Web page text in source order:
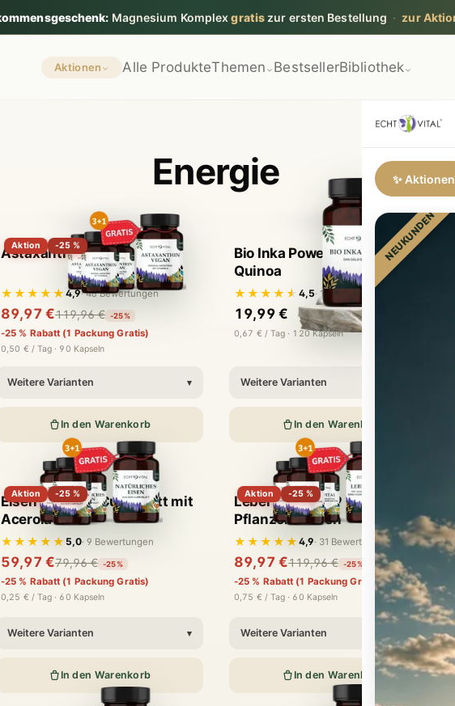
Aktionen Alle ProdukteThemen BestsellerBibliothek
✨ Aktionen
NEUKUNDEN
Energie
Aktion -25 %
Astaxanthin vegan
★★★★★ 4,9· 46 Bewertungen
89,97 €119,96 € -25%
-25 % Rabatt (1 Packung Gratis)
0,50 € / Tag · 90 Kapseln
Weitere Varianten ▾
In den Warenkorb
Bio Inka Power - Amaranth &
Quinoa
★★★★★ 4,5· 12 Bewertungen
19,99 €
0,67 € / Tag · 120 Kapseln
Weitere Varianten
In den Warenkorb
Aktion -25 %
Eisen aus dem Curryblatt mit
Acerola
★★★★★ 5,0· 9 Bewertungen
59,97 €79,96 € -25%
-25 % Rabatt (1 Packung Gratis)
0,25 € / Tag · 60 Kapseln
Weitere Varianten ▾
In den Warenkorb
Aktion -25 %
Leber Vital mit 9
Pflanzenstoffen
★★★★★ 4,9· 31 Bewertungen
89,97 €119,96 € -25%
-25 % Rabatt (1 Packung Gratis)
0,75 € / Tag · 60 Kapseln
Weitere Varianten ▾
In den Warenkorb